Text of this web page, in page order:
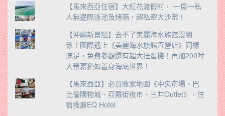
【馬來西亞住宿】大紅花渡假村， 一房一私
人無邊際泳池及烤箱，超私密大沙灘！
【沖繩新景點】去不了美麗海水族館沒關
係！國際通上《美麗海水族館直營店》同樣
滿足，免費參觀還有超大扭蛋機！再加200吋
大螢幕猶如置身海底世界！
【馬來西亞】必買敗家地圖《中央市場、巴
比倫購物城、亞羅街夜市、三井Outlet》，住
宿推薦EQ Hotel